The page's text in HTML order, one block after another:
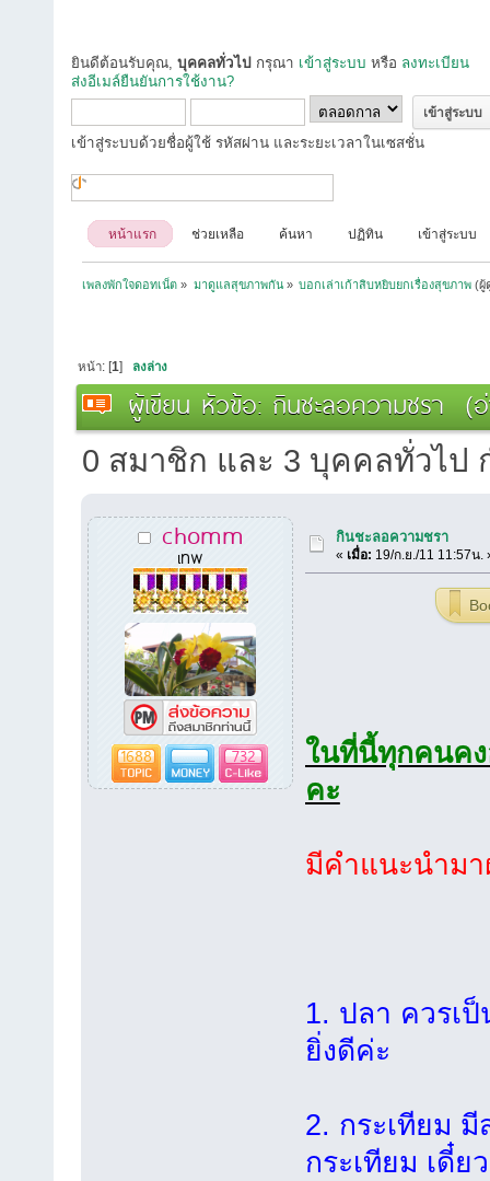
ยินดีต้อนรับคุณ, บุคคลทั่วไป กรุณา เข้าสู่ระบบ หรือ ลงทะเบียน
ส่งอีเมล์ยืนยันการใช้งาน?
เข้าสู่ระบบด้วยชื่อผู้ใช้ รหัสผ่าน และระยะเวลาในเซสชั่น
หน้าแรก ช่วยเหลือ ค้นหา ปฏิทิน เข้าสู่ระบบ
เพลงพักใจดอทเน็ต » มาดูแลสุขภาพกัน» บอกเล่าเก้าสิบหยิบยกเรื่องสุขภาพ (ผู้
หน้า: [1] ลงล่าง
ผู้เขียน หัวข้อ: กินชะลอความชรา (
0 สมาชิก และ 3 บุคคลทั่วไป
chomm
เทพ
1688 732
กินชะลอความชรา
« เมื่อ: 19/ก.ย./11 11:57น.
ในที่นี้ทุกคนคง
คะ
มีคำแนะนำม
1. ปลา ควรเ
ยิ่งดีค่ะ
2. กระเทียม
กระเทียม เดี๋